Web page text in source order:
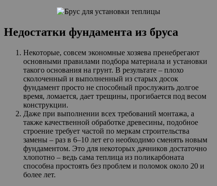
Недостатки фундамента из бруса
Некоторые, совсем экономные хозяева пренебрегают
основными правилами подбора материала и установки
такого основания на грунт. В результате – плохо
сколоченный и выполненный из старых досок
фундамент просто не способный прослужить долгое
время, ломается, дает трещины, прогибается под весом
конструкции.
Даже при выполнении всех требований монтажа, а
также качественной обработке древесины, подобное
строение требует частой по меркам строительства
замены – раз в 6–10 лет его необходимо сменять новым
фундаментом. Это для некоторых дачников достаточно
хлопотно – ведь сама теплица из поликарбоната
способна простоять без проблем и поломок около 20 и
более лет.